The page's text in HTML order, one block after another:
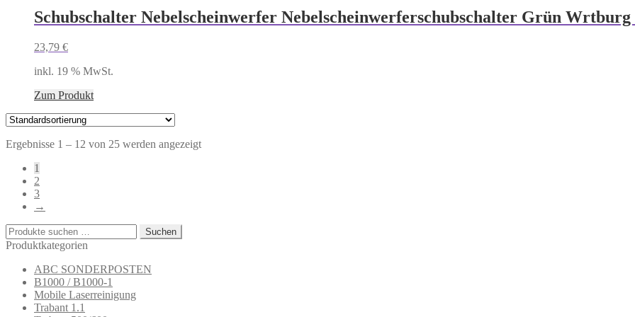
Schubschalter Nebelscheinwerfer Nebelscheinwerferschubschalter Grün Wrtburg
23,79 €
inkl. 19 % MwSt.
Zum Produkt
Ergebnisse 1 – 12 von 25 werden angezeigt
1
2
3
→
Suchen
nach:
Suchen
Produktkategorien
ABC SONDERPOSTEN
B1000 / B1000-1
Mobile Laserreinigung
Trabant 1.1